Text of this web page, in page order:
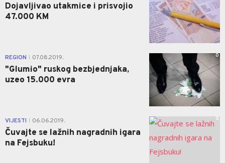
Dojavljivao utakmice i prisvojio
47.000 KM
REGION 07.08.2019.
"Glumio" ruskog bezbjednjaka,
uzeo 15.000 evra
0
VIJESTI 06.06.2019.
Čuvajte se lažnih nagradnih igara
na Fejsbuku!
0